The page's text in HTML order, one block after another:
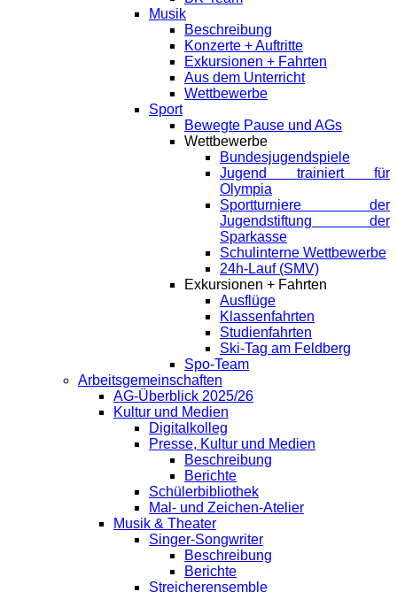
Musik
Beschreibung
Konzerte + Auftritte
Exkursionen + Fahrten
Aus dem Unterricht
Wettbewerbe
Sport
Bewegte Pause und AGs
Wettbewerbe
Bundesjugendspiele
Jugend trainiert für
Olympia
Sportturniere der
Jugendstiftung der
Sparkasse
Schulinterne Wettbewerbe
24h-Lauf (SMV)
Exkursionen + Fahrten
Ausflüge
Klassenfahrten
Studienfahrten
Ski-Tag am Feldberg
Spo-Team
Arbeitsgemeinschaften
AG-Überblick 2025/26
Kultur und Medien
Digitalkolleg
Presse, Kultur und Medien
Beschreibung
Berichte
Schülerbibliothek
Mal- und Zeichen-Atelier
Musik & Theater
Singer-Songwriter
Beschreibung
Berichte
Streicherensemble